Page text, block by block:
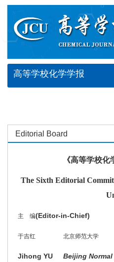
高等学校化学学报
Editorial Board
《高等学校
The Sixth Editorial
主 编(Editor-in-Chief)
于吉红
Jihong YU
北京师范大学
Beijing